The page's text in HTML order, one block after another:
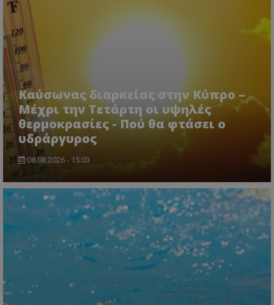
Καύσωνας διαρκείας στην Κύπρο –
Μέχρι την Τετάρτη οι υψηλές
θερμοκρασίες - Πού θα φτάσει ο
υδράργυρος
08.08.2026 - 15:03